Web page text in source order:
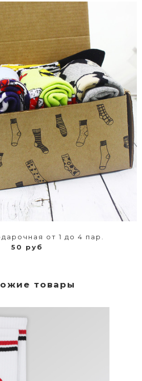
от 1 до 4 пар.
50 руб
товары